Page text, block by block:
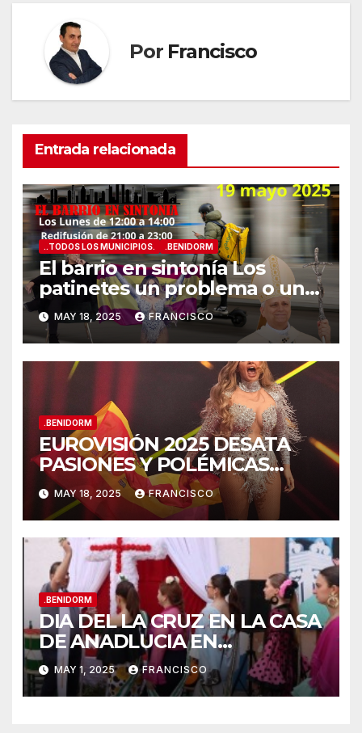
Por Francisco
Entrada relacionada
..TODOS LOS MUNICIPIOS. .BENIDORM
El barrio en sintonía Los
patinetes un problema o una
solución?
MAY 18, 2025 FRANCISCO
.BENIDORM
EUROVISIÓN 2025 DESATA
PASIONES Y POLÉMICAS
DESDE LA COSTA MÁS
FESTIVA DE ESPAÑA!
MAY 18, 2025 FRANCISCO
.BENIDORM
DIA DEL LA CRUZ EN LA CASA
DE ANADLUCIA EN
BENIDORM
MAY 1, 2025 FRANCISCO